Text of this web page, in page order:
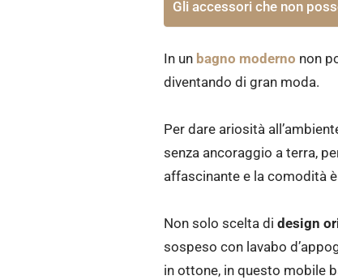
Gli accessori che non
In un bagno moderno non
diventando di gran moda.
Per dare ariosità
senza ancoraggio a terra,
affascinante e la comodità
Non solo scelta di design
sospeso con lavabo
in ottone, in questo mobile